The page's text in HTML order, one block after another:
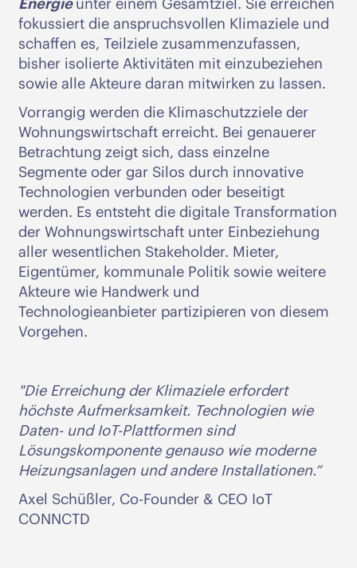
fokussiert die anspruchsvollen Klimaziele und
schaffen es, Teilziele zusammenzufassen,
bisher isolierte Aktivitäten mit einzubeziehen
sowie alle Akteure daran mitwirken zu lassen.
Vorrangig werden die Klimaschutzziele der
Wohnungswirtschaft erreicht. Bei genauerer
Betrachtung zeigt sich, dass einzelne
Segmente oder gar Silos durch innovative
Technologien verbunden oder beseitigt
werden. Es entsteht die digitale Transformation
der Wohnungswirtschaft unter Einbeziehung
aller wesentlichen Stakeholder. Mieter,
Eigentümer, kommunale Politik sowie weitere
Akteure wie Handwerk und
Technologieanbieter partizipieren von diesem
Vorgehen.
"Die Erreichung der Klimaziele erfordert
höchste Aufmerksamkeit. Technologien wie
Daten- und IoT-Plattformen sind
Lösungskomponente genauso wie moderne
Heizungsanlagen und andere Installationen.“
Axel Schüßler, Co-Founder & CEO IoT
CONNCTD